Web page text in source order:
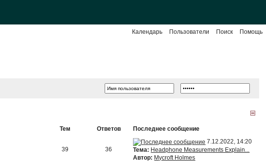
Помощь
Поиск
Пользователи
Календарь
Тем Ответов Последнее сообщение
39 36
7.12.2022, 14:20
Тема: Headphone Measurements Explain...
Автор: Mycroft Holmes